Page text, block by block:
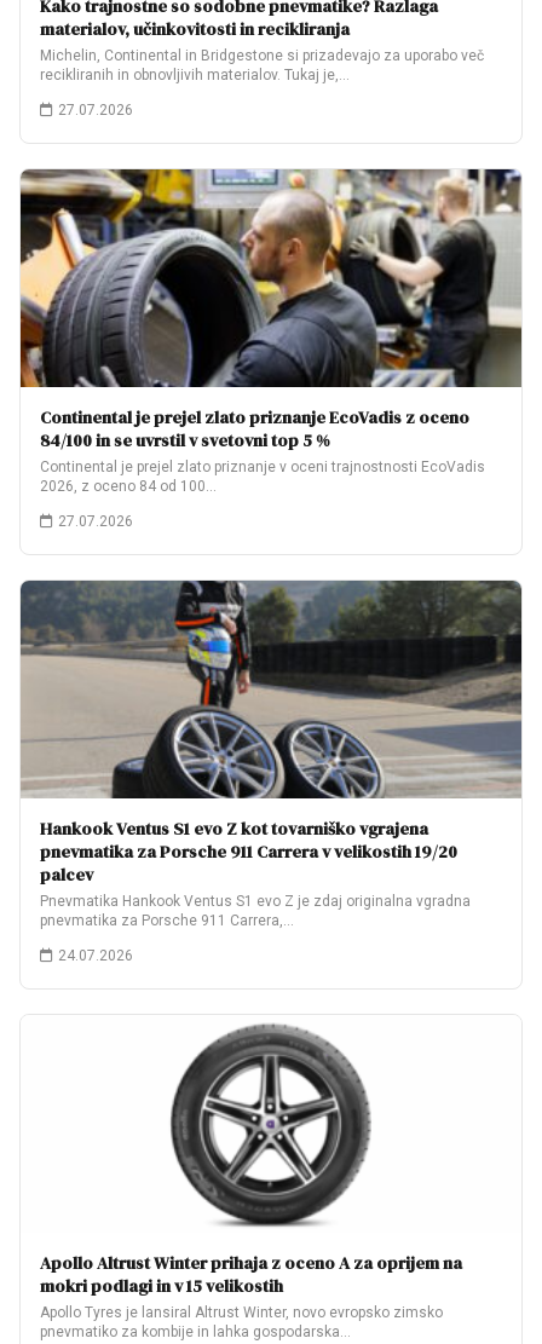
Kako trajnostne so sodobne pnevmatike? Razlaga
materialov, učinkovitosti in recikliranja
Michelin, Continental in Bridgestone si prizadevajo za uporabo več
recikliranih in obnovljivih materialov. Tukaj je,…
27.07.2026
Continental je prejel zlato priznanje EcoVadis z oceno
84/100 in se uvrstil v svetovni top 5 %
Continental je prejel zlato priznanje v oceni trajnostnosti EcoVadis
2026, z oceno 84 od 100…
27.07.2026
Hankook Ventus S1 evo Z kot tovarniško vgrajena
pnevmatika za Porsche 911 Carrera v velikostih 19/20
palcev
Pnevmatika Hankook Ventus S1 evo Z je zdaj originalna vgradna
pnevmatika za Porsche 911 Carrera,…
24.07.2026
Apollo Altrust Winter prihaja z oceno A za oprijem na
mokri podlagi in v 15 velikostih
Apollo Tyres je lansiral Altrust Winter, novo evropsko zimsko
pnevmatiko za kombije in lahka gospodarska…